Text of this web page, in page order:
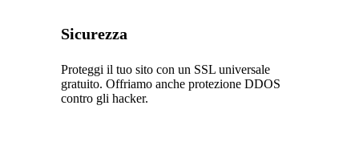
Sicurezza
Proteggi il tuo sito con un SSL universale
gratuito. Offriamo anche protezione DDOS
contro gli hacker.